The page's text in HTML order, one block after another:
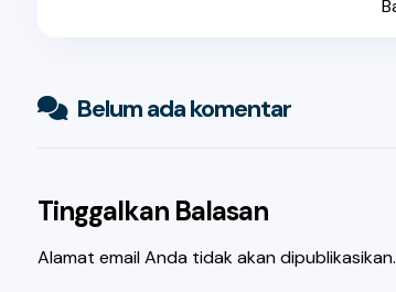
Belum ada komentar
Tinggalkan Balasan
Alamat email Anda tidak akan dipublikasikan.